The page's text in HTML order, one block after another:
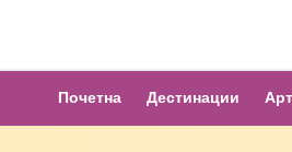
Почетна Дестинации